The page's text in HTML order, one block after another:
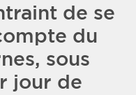
d'information
Rendez-vous
de se
du
sous
jour de